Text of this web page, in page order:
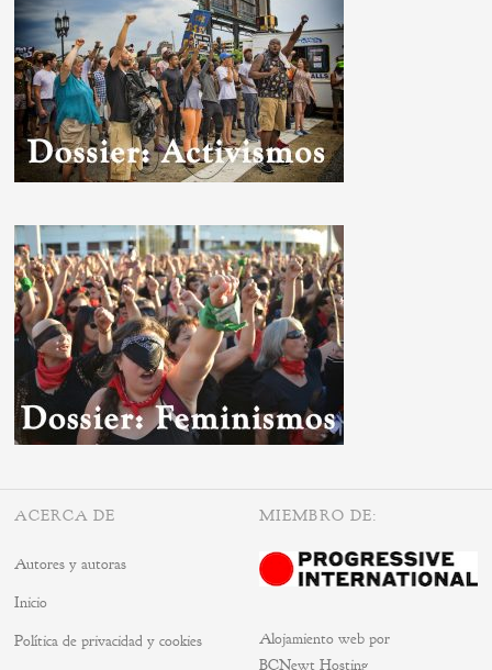
ACERCA DE
Autores y autoras
Inicio
Política de privacidad y cookies
MIEMBRO DE:
Alojamiento web por
BCNewt Hosting